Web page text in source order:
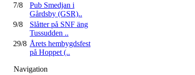
7/8
Pub Smedjan i
Gårdsby (GSR)..
9/8
Slåtter på SNF äng
Tussudden ..
29/8 Årets hembygdsfest
på Hoppet (..
Navigation